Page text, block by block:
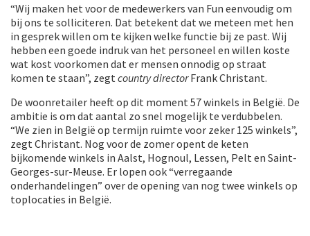
“Wij maken het voor de medewerkers van Fun eenvoudig om
bij ons te solliciteren. Dat betekent dat we meteen met hen
in gesprek willen om te kijken welke functie bij ze past. Wij
hebben een goede indruk van het personeel en willen koste
wat kost voorkomen dat er mensen onnodig op straat
komen te staan”, zegt country directorFrank Christant.
De woonretailer heeft op dit moment 57 winkels in België. De
ambitie is om dat aantal zo snel mogelijk te verdubbelen.
“We zien in België op termijn ruimte voor zeker 125 winkels”,
zegt Christant. Nog voor de zomer opent de keten
bijkomende winkels in Aalst, Hognoul, Lessen, Pelt en Saint-
Georges-sur-Meuse. Er lopen ook “verregaande
onderhandelingen” over de opening van nog twee winkels op
toplocaties in België.